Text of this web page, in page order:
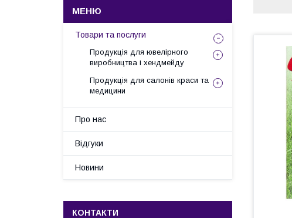
Товари та послуги
Продукція для ювелірного
виробництва і хендмейду
Продукція для салонів краси та
медицини
Про нас
Відгуки
Новини
КОНТАКТИ